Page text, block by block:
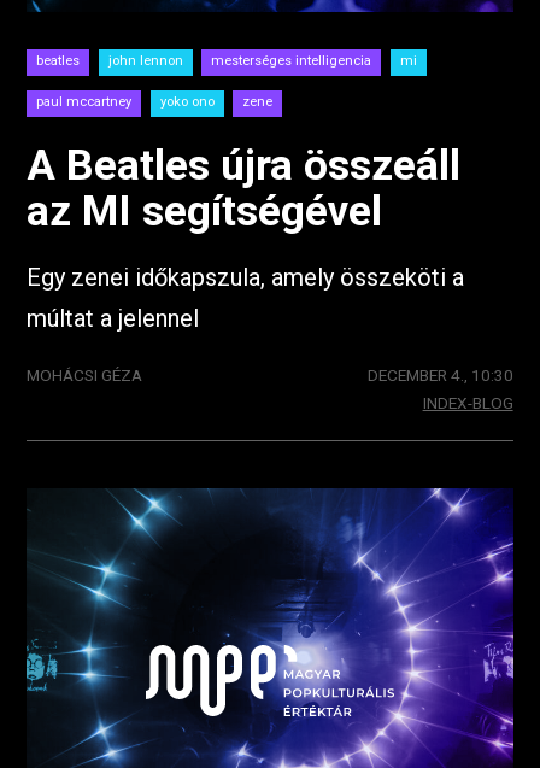
beatles john lennon mesterséges intelligencia mi
paul mccartney yoko ono zene
A Beatles újra összeáll
az MI segítségével
Egy zenei időkapszula, amely összeköti a
múltat a jelennel
MOHÁCSI GÉZA
DECEMBER 4., 10:30
INDEX-BLOG